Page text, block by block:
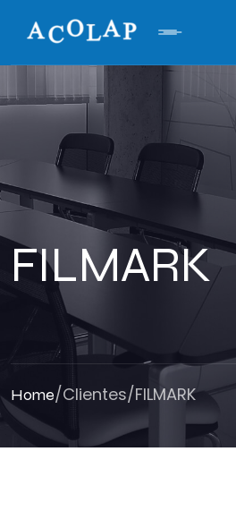
FILMARK
Home/Clientes/FILMARK